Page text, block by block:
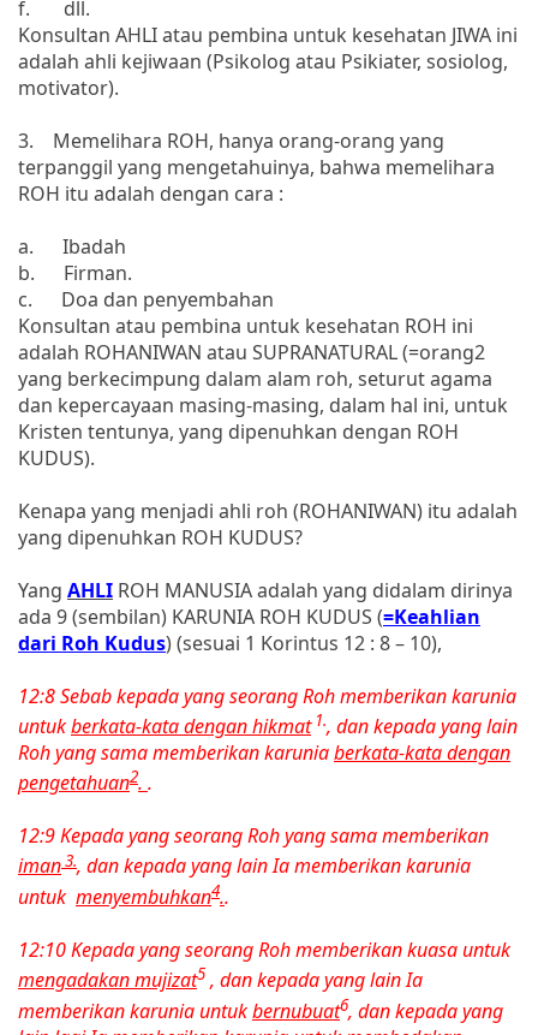
f. dll.
Konsultan AHLI atau pembina untuk kesehatan JIWA ini
adalah ahli kejiwaan (Psikolog atau Psikiater, sosiolog,
motivator).
3. Memelihara ROH, hanya orang-orang yang
terpanggil yang mengetahuinya, bahwa memelihara
ROH itu adalah dengan cara :
a. Ibadah
b. Firman.
c. Doa dan penyembahan
Konsultan atau pembina untuk kesehatan ROH ini
adalah ROHANIWAN atau SUPRANATURAL (=orang2
yang berkecimpung dalam alam roh, seturut agama
dan kepercayaan masing-masing, dalam hal ini, untuk
Kristen tentunya, yang dipenuhkan dengan ROH
KUDUS).
Kenapa yang menjadi ahli roh (ROHANIWAN) itu adalah
yang dipenuhkan ROH KUDUS?
Yang AHLI ROH MANUSIA adalah yang didalam dirinya
ada 9 (sembilan) KARUNIA ROH KUDUS (=Keahlian
dari Roh Kudus) (sesuai 1 Korintus 12 : 8 – 10),
12:8 Sebab kepada yang seorang Roh memberikan karunia
untukberkata-kata dengan hikmat1., dan kepada yang lain
Roh yang sama memberikan karuniaberkata-kata dengan
pengetahuan2. .
12:9 Kepada yang seorang Roh yang sama memberikan
iman3., dan kepada yang lain Ia memberikan karunia
untuk menyembuhkan4..
12:10 Kepada yang seorang Roh memberikan kuasa untuk
mengadakan mujizat5 , dan kepada yang lain Ia
memberikan karunia untukbernubuat6, dan kepada yang